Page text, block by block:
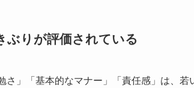
ぶりが評価されている
」「基本的なマナー」「責任感」は、若